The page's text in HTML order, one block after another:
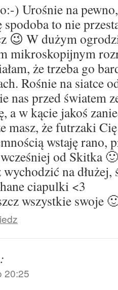
) Urośnie na
spodoba to nie
😉 W dużym
mikroskopijnym
że trzeba go
Rośnie na siatce
nas przed światem
a w kącie jakoś
masz, że futrzaki
wstaję rano,
od Skitka
wychodzić na
ciapulki <3
wszystkie swoje
20:25